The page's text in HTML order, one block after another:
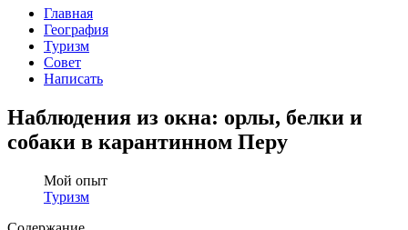
Главная
География
Туризм
Совет
Написать
Наблюдения из окна: орлы, белки и
собаки в карантинном Перу
Мой опыт
Туризм